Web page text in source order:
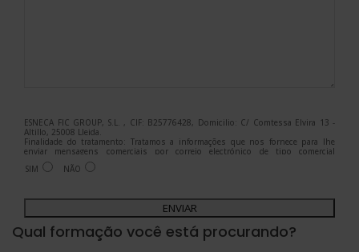
ESNECA FIC GROUP, S.L. , CIF: B25776428, Domicilio: C/ Comtessa Elvira 13 -
Altillo, 25008 Lleida.
Finalidade do tratamento: Tratamos a informações que nos fornece para lhe
enviar mensagens comerciais por correio electrónico de tipo comercial
relacionadas com os produtos oferecidos e outros produtos que possam ser do
seu interesse.
contactando-nos para o endereço admin@grupoesneca.com.
Para mais informações, consulte a nossa Política de Privacidade.
Deseja receber informação comercial (por telefone e/ou correio electrónico):
SIM NÃO
A
l
Qual formação você está procurando?